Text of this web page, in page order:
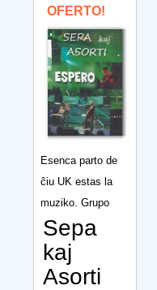
OFERTO!
Esenca parto de
ĉiu UK estas la
muziko. Grupo
Sepa
kaj
Asorti